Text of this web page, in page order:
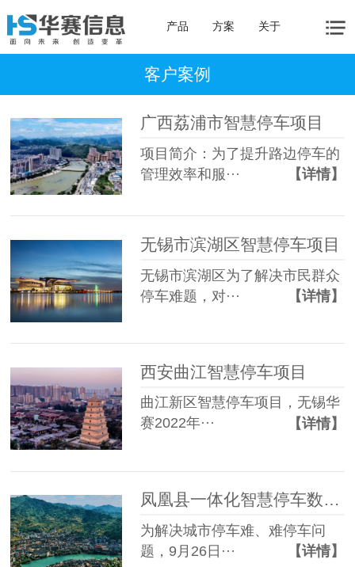
产品 方案 关于
客户案例
广西荔浦市智慧停车项目
项目简介：为了提升路边停车的
管理效率和服···
【详情】
无锡市滨湖区智慧停车项目
无锡市滨湖区为了解决市民群众
停车难题，对···
【详情】
西安曲江智慧停车项目
曲江新区智慧停车项目，无锡华
赛2022年···
【详情】
凤凰县一体化智慧停车数字平台正式启动建设
为解决城市停车难、难停车问
题，9月26日···
【详情】